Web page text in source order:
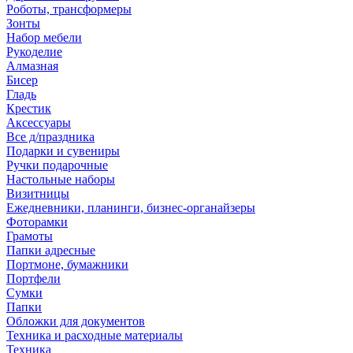
Роботы, трансформеры
Зонты
Набор мебели
Рукоделие
Алмазная
Бисер
Гладь
Крестик
Аксессуары
Все д/праздника
Подарки и сувениры
Ручки подарочные
Настольные наборы
Визитницы
Ежедневники, планинги, бизнес-органайзеры
Фоторамки
Грамоты
Папки адресные
Портмоне, бумажники
Портфели
Сумки
Папки
Обложки для документов
Техника и расходные материалы
Техника